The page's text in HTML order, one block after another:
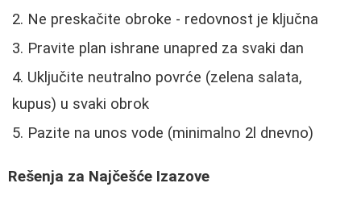
Ne preskačite obroke - redovnost je ključna
Pravite plan ishrane unapred za svaki dan
Uključite neutralno povrće (zelena salata,
kupus) u svaki obrok
Pazite na unos vode (minimalno 2l dnevno)
Rešenja za Najčešće Izazove